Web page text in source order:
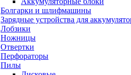
Болгарки и шлифмашины
Зарядные устройства для
Лобзики
Ножницы
Отвертки
Перфораторы
Пилы